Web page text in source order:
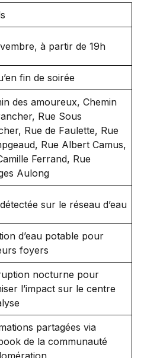
à partir de 19h
fin de soirée
des amoureux, Chemin
Rue Sous
Rue de Faulette, Rue
Rue Albert Camus,
Ferrand, Rue
Aulong
sur le réseau d’eau
d’eau potable pour
foyers
nocturne pour
l’impact sur le centre
partagées via
de la communauté